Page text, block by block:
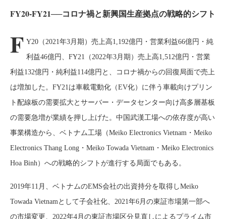
FY20-FY21──コロナ禍と新興国生産拠点の戦略的シフト
F Y20（2021年3月期）売上高1,192億円・営業利益66億円・純
利益46億円、FY21（2022年3月期）売上高1,512億円・営業
利益132億円・純利益114億円と、コロナ禍からの回復局面で売上
は増加した。FY21は車載電動化（EV化）に伴う車載向けプリン
ト配線板の需要拡大とサーバー・データセンター向け高多層基板
の需要急増が業績を押し上げた。中国武漢工場への依存度が高い
事業構造から、ベトナム工場（Meiko Electronics Vietnam・Meiko
Electronics Thang Long・Meiko Towada Vietnam・Meiko Electronics
Hoa Binh）への戦略的シフトが進行する局面でもある。
2019年11月、ベトナムのEMS会社の出資持分を取得しMeiko
Towada Vietnamとして子会社化、2021年6月の東証市場第一部へ
の市場変更、2022年4月の東証市場区分見直しによるプライム市